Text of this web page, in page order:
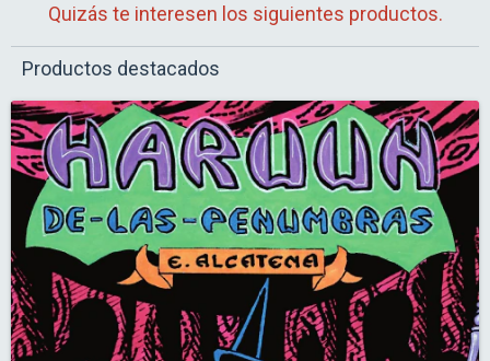
Quizás te interesen los siguientes productos.
Productos destacados